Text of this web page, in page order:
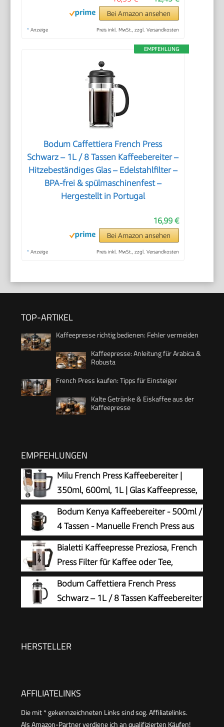
Bei Amazon ansehen
* Anzeige Preis inkl. MwSt., zzgl. Versandkosten
EMPFEHLUNG
Bodum Caffettiera French Press
Schwarz – 1L / 8 Tassen Kaffeebereiter –
Hitzebeständiges Glas – Edelstahlfilter –
BPA-frei & spülmaschinenfest –
Hergestellt in Portugal
16,99 €
Bei Amazon ansehen
* Anzeige Preis inkl. MwSt., zzgl. Versandkosten
TOP-ARTIKEL
Kaffeepresse richtig bedienen: Fehler vermeiden
Kaffeepresse: Anleitung für Arabica &
Robusta
French Press kaufen: Tipps für Einsteiger
Kalte Getränke & Eiskaffee aus der
Kaffeepresse
EMPFEHLUNGEN
Milu French Press Kaffeebereiter |
350ml, 600ml, 1L | Glas Kaffeepresse,
Kaffeezubereiter für Zuhause Reisen
Camping inkl. Untersetzer, Löffel, Ersatzfilter
(Schwarz, 350ml (2 Tassen)
Bodum Kenya Kaffeebereiter - 500ml /
4 Tassen - Manuelle French Press aus
Borosilikatglas und Edelstahl -
Spülmaschinenfest - Made in Portugal
Bialetti Kaffeepresse Preziosa, French
Press Filter für Kaffee oder Tee,
Gehäuse aus Edelstahl und Behälter
aus Borosilikatglas, spülmaschinenfest, 1 Liter, 8
Tassen, Silber
Bodum Caffettiera French Press
Schwarz – 1L / 8 Tassen Kaffeebereiter
Hergestellt in Portugal
HERSTELLER
AFFILIATELINKS
Die mit * gekennzeichneten Links sind sog. Affiliatelinks.
Als Amazon-Partner verdiene ich an qualifizierten Käufen!